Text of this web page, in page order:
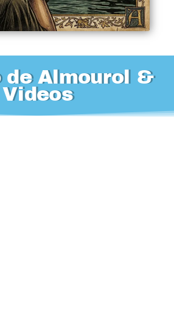
de Almourol &
Videos